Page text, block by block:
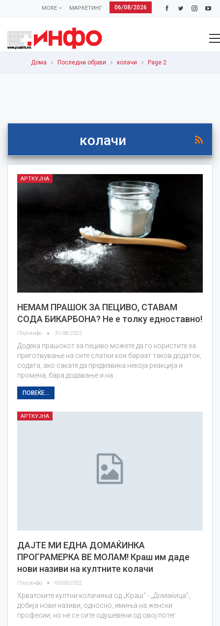
06/08/2026
МАРКЕТИНГ
MORE
Дома Последни објави колачи Page 2
колачи
АРТКУЈНА
НЕМАМ ПРАШОК ЗА ПЕЦИВО, СТАВАМ
СОДА БИКАРБОНА? Не е толку едноставно!
Плусинфо 31/08/2022
Додека прашокот за пециво можете да го користите за
приготвување на сите слатки кои бараат таков додаток,
содата, ако сакате да предизвика некоја реакција и
промена, бара додавање и на…
ПОВЕЌЕ...
АРТКУЈНА
ДАЈТЕ МИ ЕДНА ДОМАЌИНКА
ПРОГРАМЕРКА ВЕ МОЛАМ! Краш им даде
нови називи на култните колачи
Плусинфо 03/05/2022
Хрватските култни колачиња од „Краш“ - „Домаќица“,
добија нови називи, односно, имиња на женски
професии, но не се сите одушевени од овој потег